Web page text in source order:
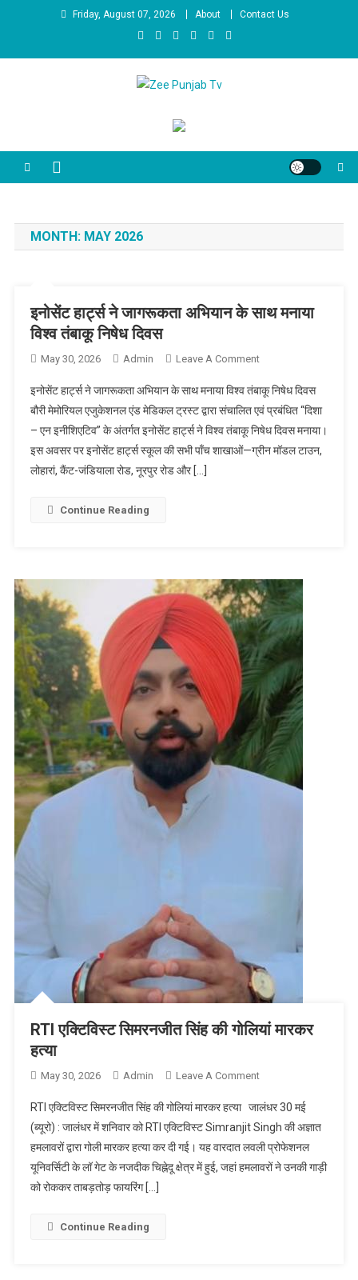
Skip to contentFriday, August 07, 2026 About Contact Us
Zee Punjab Tv
MONTH: MAY 2026
इनोसेंट हार्ट्स ने जागरूकता अभियान के साथ मनाया
विश्व तंबाकू निषेध दिवस
May 30, 2026 Admin Leave A CommentOn इनोसेंट हार्ट्स ने
साथ मनाया विश्व तंबाकू
निषेध दिवस
इनोसेंट हार्ट्स ने जागरूकता अभियान के साथ मनाया विश्व तंबाकू निषेध दिवस
बौरी मेमोरियल एजुकेशनल एंड मेडिकल ट्रस्ट द्वारा संचालित एवं प्रबंधित “दिशा
– एन इनीशिएटिव” के अंतर्गत इनोसेंट हार्ट्स ने विश्व तंबाकू निषेध दिवस मनाया।
इस अवसर पर इनोसेंट हार्ट्स स्कूल की सभी पाँच शाखाओं—ग्रीन मॉडल टाउन,
लोहारां, कैंट-जंडियाला रोड, नूरपुर रोड और […]
Continue Reading
RTI एक्टिविस्ट सिमरनजीत सिंह की गोलियां मारकर
हत्या
May 30, 2026 Admin Leave A CommentOn RTI एक्टिविस्ट
गोलियां मारकर हत्या
RTI एक्टिविस्ट सिमरनजीत सिंह की गोलियां मारकर हत्या जालंधर 30 मई
(ब्यूरो) : जालंधर में शनिवार को RTI एक्टिविस्ट Simranjit Singh की अज्ञात
हमलावरों द्वारा गोली मारकर हत्या कर दी गई। यह वारदात लवली प्रोफेशनल
यूनिवर्सिटी के लॉ गेट के नजदीक चिह्नेदू क्षेत्र में हुई, जहां हमलावरों ने उनकी गाड़ी
को रोककर ताबड़तोड़ फायरिंग […]
Continue Reading